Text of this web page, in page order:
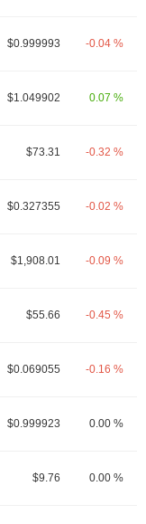
$0.999993 -0.04 %
$1.049902 0.07 %
$73.31 -0.32 %
$0.327355 -0.02 %
$1,908.01 -0.09 %
$55.66 -0.45 %
$0.069055 -0.16 %
$0.999923 0.00 %
$9.76 0.00 %